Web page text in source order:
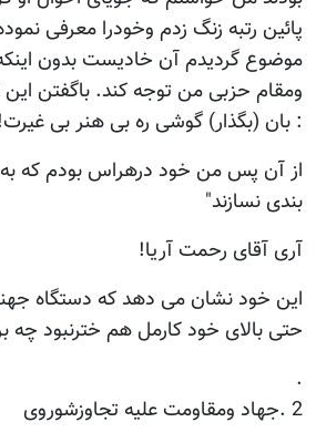
پائین رتبه زنگ زدم وخودرا معرفی
موضوع گردیدم آن خادیست بدون
ومقام حزبی من توجه کند. باگفتن
: بان (بگذار) گوشی ره بی هنر بی
از آن پس من خود درهراس بودم که
بندی نسازند"
آری آقای رحمت آریا!
این خود نشان می دهد که دستگاه
حتی بالای خود کارمل هم خترنبود چه
.
2 .جهاد ومقاومت علیه تجاوزشوروی